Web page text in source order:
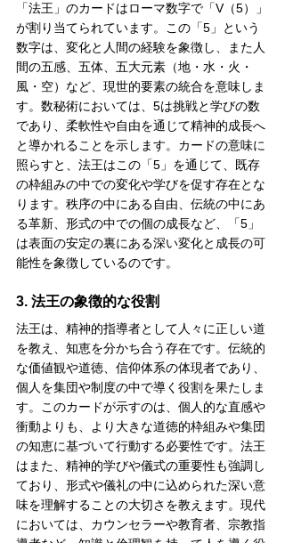
「法王」のカードはローマ数字で「V（5）」
が割り当てられています。この「5」という
数字は、変化と人間の経験を象徴し、また人
間の五感、五体、五大元素（地・水・火・
風・空）など、現世的要素の統合を意味しま
す。数秘術においては、5は挑戦と学びの数
であり、柔軟性や自由を通じて精神的成長へ
と導かれることを示します。カードの意味に
照らすと、法王はこの「5」を通じて、既存
の枠組みの中での変化や学びを促す存在とな
ります。秩序の中にある自由、伝統の中にあ
る革新、形式の中での個の成長など、「5」
は表面の安定の裏にある深い変化と成長の可
能性を象徴しているのです。
3. 法王の象徴的な役割
法王は、精神的指導者として人々に正しい道
を教え、知恵を分かち合う存在です。伝統的
な価値観や道徳、信仰体系の体現者であり、
個人を集団や制度の中で導く役割を果たしま
す。このカードが示すのは、個人的な直感や
衝動よりも、より大きな道徳的枠組みや集団
の知恵に基づいて行動する必要性です。法王
はまた、精神的学びや儀式の重要性も強調し
ており、形式や儀礼の中に込められた深い意
味を理解することの大切さを教えます。現代
においては、カウンセラーや教育者、宗教指